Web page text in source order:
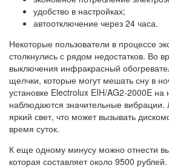
удобство в настройках;
автоотключение через 24 часа.
Некоторые пользователи в процессе
столкнулись с рядом недостатков. Во
выключения инфракрасный
щелчки, которые могут мешать сну в
установке Electrolux EIH/AG2-2000E
наблюдаются значительные
яркий свет, что может вызывать
время суток.
К еще одному минусу можно отнести
которая составляет около 9500 рублей.